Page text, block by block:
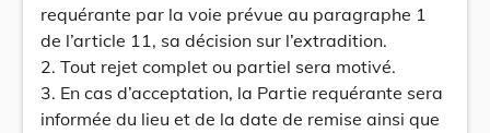
requérante par la voie prévue au paragraphe 1
de l’article 11, sa décision sur l’extradition.
2. Tout rejet complet ou partiel sera motivé.
3. En cas d’acceptation, la Partie requérante sera
informée du lieu et de la date de remise ainsi que